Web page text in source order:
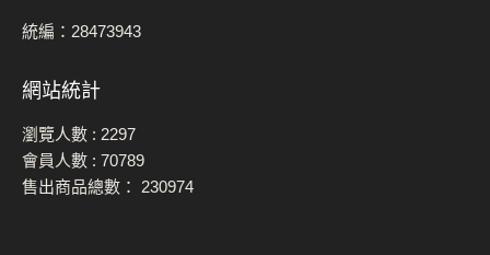
統編：28473943
網站統計
瀏覽人數 : 2297
會員人數 : 70789
售出商品總數： 230974